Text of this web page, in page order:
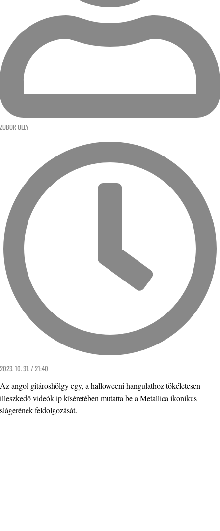
ZUBOR OLLY
2023. 10. 31. / 21:40
Az angol gitároshölgy egy, a halloweeni hangulathoz tökéletesen
illeszkedő videóklip kíséretében mutatta be a Metallica ikonikus
slágerének feldolgozását.